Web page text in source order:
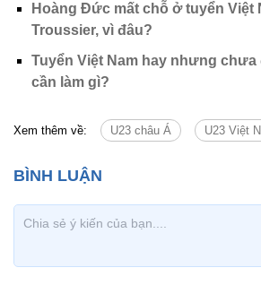
Hoàng Đức mất chỗ ở tuyển Việt
Troussier, vì đâu?
Tuyển Việt Nam hay nhưng
cần làm gì?
Xem thêm về: U23 châu Á U23 Việt